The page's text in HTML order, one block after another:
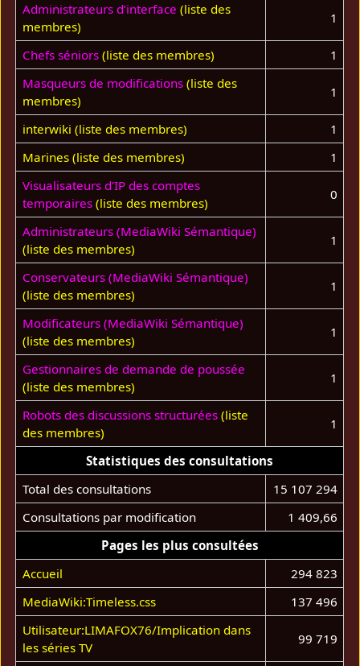
Administrateurs d’interface (liste des
membres)
1
Chefs séniors (liste des membres)
1
Masqueurs de modifications (liste des
membres)
1
interwiki (liste des membres)
1
Marines (liste des membres)
1
Visualisateurs d'IP des comptes
temporaires (liste des membres)
0
Administrateurs (MediaWiki Sémantique)
(liste des membres)
1
Conservateurs (MediaWiki Sémantique)
(liste des membres)
1
Modificateurs (MediaWiki Sémantique)
(liste des membres)
1
Gestionnaires de demande de poussée
(liste des membres)
1
Robots des discussions structurées (liste
des membres)
1
Statistiques des consultations
Total des consultations
15 107 294
Consultations par modification
1 409,66
Pages les plus consultées
Accueil
294 823
MediaWiki:Timeless.css
137 496
Utilisateur:LIMAFOX76/Implication dans
les séries TV
99 719